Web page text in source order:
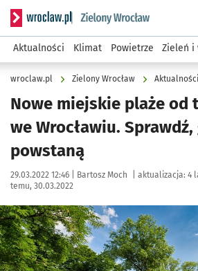
Serwis informacyjny wroclaw.pl
Aktualności Klimat Powietrze Zieleń i
wroclaw.pl Zielony Wrocław Aktualności
Nowe miejskie plaże od
we Wrocławiu. Sprawdź,
powstaną
Data publikacji:
29.03.2022 12:46 | Autor:
Bartosz Moch aktualizacja: 4
temu, 30.03.2022
Kliknij, aby powiększyć